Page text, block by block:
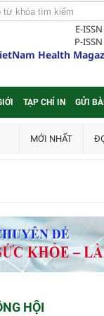
E-
P-
Health
TẠP CHÍ IN GỬI
MỚI NHẤT
HỘI